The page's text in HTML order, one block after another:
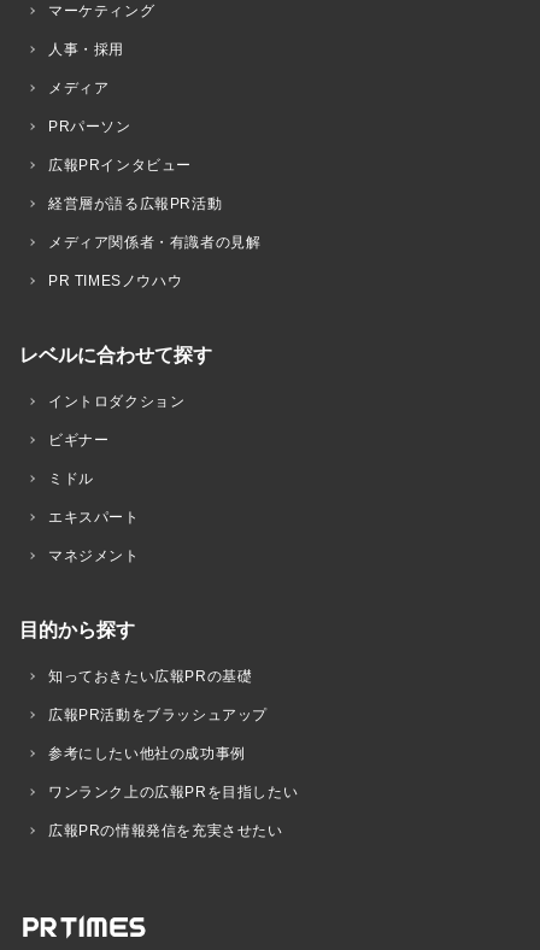
マーケティング
人事・採用
メディア
PRパーソン
広報PRインタビュー
経営層が語る広報PR活動
メディア関係者・有識者の見解
PR TIMESノウハウ
レベルに合わせて探す
イントロダクション
ビギナー
ミドル
エキスパート
マネジメント
目的から探す
知っておきたい広報PRの基礎
広報PR活動をブラッシュアップ
参考にしたい他社の成功事例
ワンランク上の広報PRを目指したい
広報PRの情報発信を充実させたい